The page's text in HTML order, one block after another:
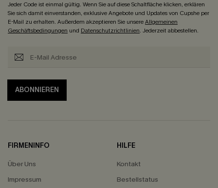
Jeder Code ist einmal gültig. Wenn Sie auf diese Schaltfläche klicken, erklären
Sie sich damit einverstanden, exklusive Angebote und Updates von Cupshe per
E-Mail zu erhalten. Außerdem akzeptieren Sie unsereAllgemeinen
Geschäftsbedingungen und Datenschutzrichtlinien. Jederzeit abbestellen.
ABONNIEREN
FIRMENINFO
Über Uns
Impressum
HILFE
Kontakt
Bestellstatus